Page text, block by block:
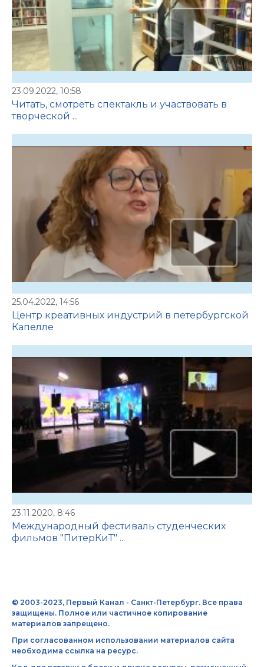
23.09.2022, 10:58
Читать, смотреть спектакль и участвовать в
творческой ...
25.04.2022, 14:56
Центр креативных индустрий в петербургской
Капелле
23.11.2020, 8:46
Международный фестиваль студенческих
фильмов "ПитерКиТ" ...
© 2003-2023, Первый Канал - Санкт-Петербург. Все права
защищены. Полное или частичное копирование
материалов запрещено.
При согласованном использовании материалов сайта
необходима ссылка на ресурс.